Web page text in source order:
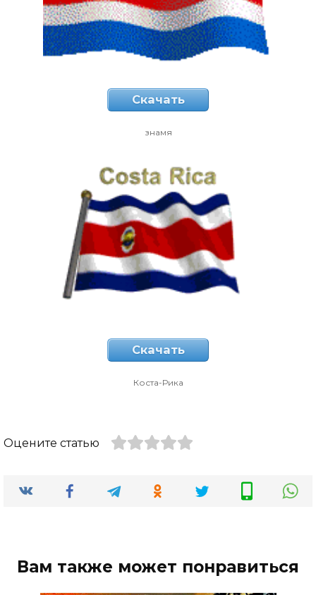
Скачать
знамя
Скачать
Коста-Рика
Оцените статью
Вам также может понравиться